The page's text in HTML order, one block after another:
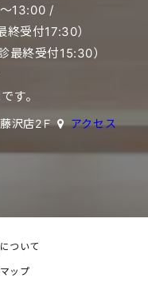
13:00 /
受付17:30）
最終受付15:30）
です。
沢店2Ｆ アクセス
ついて
ップ